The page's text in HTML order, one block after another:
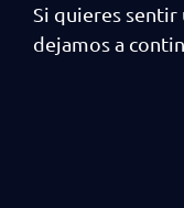
Si quieres sentir
dejamos a